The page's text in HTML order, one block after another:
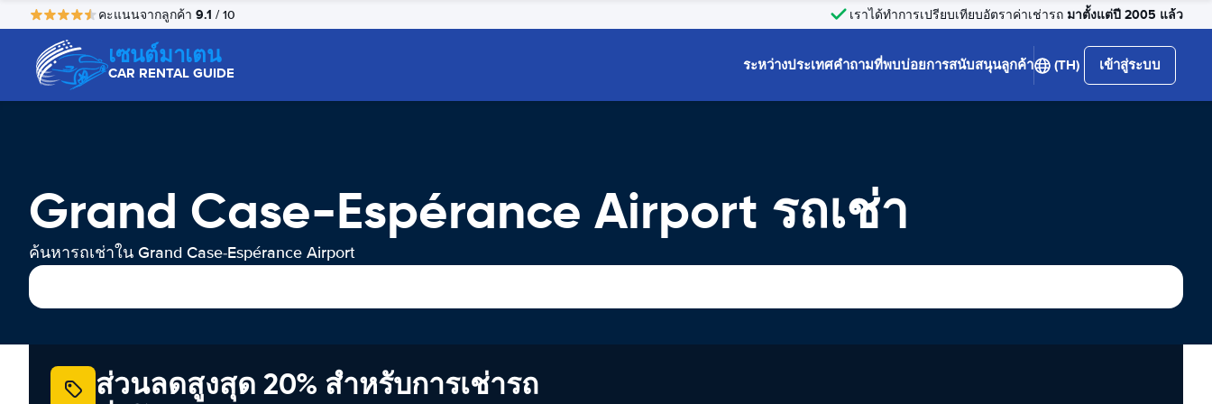
คะแนนจากลูกค้า 9.1 / 10 เราได้ทำการเปรียบเทียบอัตราค่าเช่ารถ มาตั้งแต่ปี 2005 แล้ว
เซนต์มาเตน
CAR RENTAL GUIDE ระหว่างประเทศคำถามที่พบบ่อยการสนับสนุนลูกค้า (TH) เข้าสู่ระบบ
Grand Case-Espérance Airport รถเช่า
ค้นหารถเช่าใน Grand Case-Espérance Airport
ส่วนลดสูงสุด 20% สำหรับการเช่ารถ